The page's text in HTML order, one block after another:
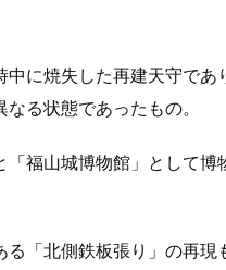
中に焼失した再建天守であ
なる状態であったもの。
「福山城博物館」として博
る「北側鉄板張り」の再現